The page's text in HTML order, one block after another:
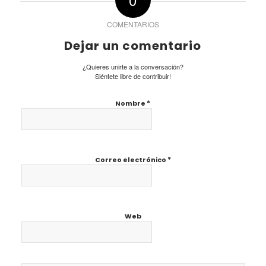
COMENTARIOS
Dejar un comentario
¿Quieres unirte a la conversación?
Siéntete libre de contribuir!
Nombre *
Correo electrónico *
Web